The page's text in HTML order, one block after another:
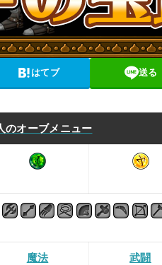
はてブ 送る
のオーブメニュー
魔法 武闘